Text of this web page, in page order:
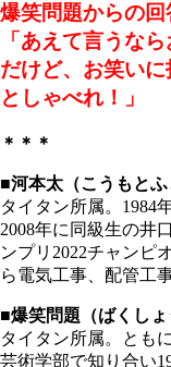
爆笑問題からの
「あえて言うな
だけど、お笑い
としゃべれ！」
＊＊＊
■河本太（こうもとふ
タイタン所属。1984
2008年に同級生の井
ンプリ2022チャンピ
ら電気工事、配管工
■爆笑問題（ばくしょ
タイタン所属。とも
芸術学部で知り合い